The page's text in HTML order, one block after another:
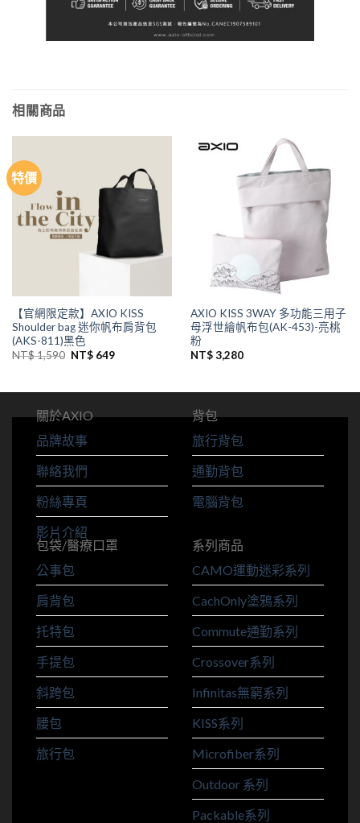
相關商品
特價
【官網限定款】AXIO KISS
Shoulder bag 迷你帆布肩背包
(AKS-811)黑色
NT$1,590 NT$649
AXIO KISS 3WAY 多功能三用子
母浮世繪帆布包(AK-453)-亮桃
粉
NT$3,280
關於AXIO
品牌故事
聯絡我們
粉絲專頁
影片介紹
背包
旅行背包
通勤背包
電腦背包
包袋/醫療口罩
公事包
肩背包
托特包
手提包
斜跨包
腰包
旅行包
系列商品
CAMO運動迷彩系列
CachOnly塗鴉系列
Commute通勤系列
Crossover系列
Infinitas無窮系列
KISS系列
Microfiber系列
Outdoor 系列
Packable系列